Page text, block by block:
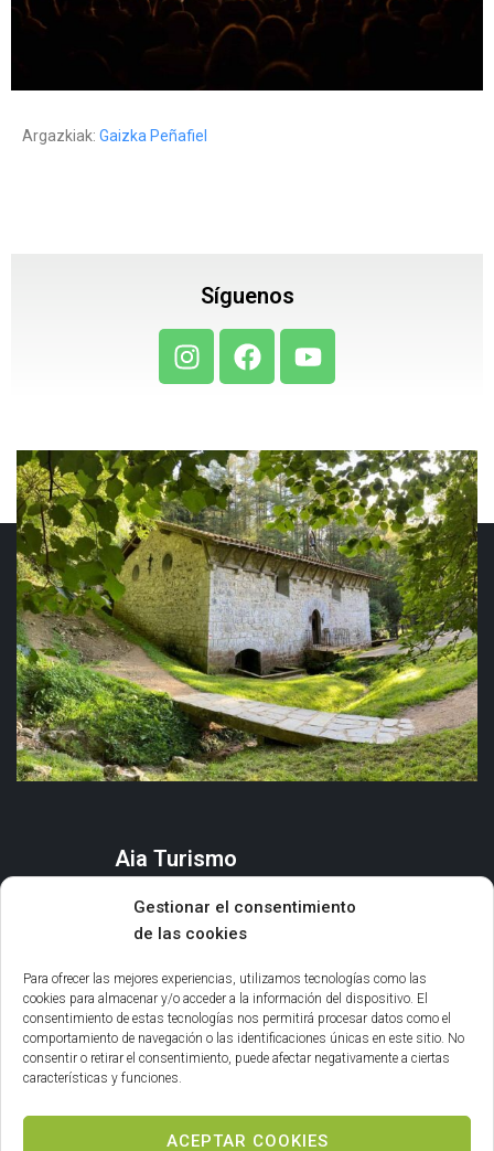
Gestionar el consentimiento
de las cookies
Para ofrecer las mejores experiencias, utilizamos tecnologías como las
cookies para almacenar y/o acceder a la información del dispositivo. El
consentimiento de estas tecnologías nos permitirá procesar datos como el
comportamiento de navegación o las identificaciones únicas en este sitio. No
consentir o retirar el consentimiento, puede afectar negativamente a ciertas
características y funciones.
ACEPTAR COOKIES
Argazkiak: Gaizka Peñafiel
Síguenos
Aia Turismo
QUÉ HACER
AGENDA Y EVENTOS
Información general
INFORMACIÓN LEGAL